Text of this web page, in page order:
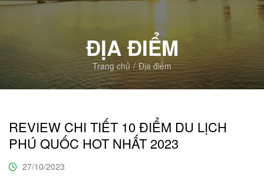
Tourist
ĐỊA ĐIỂM
Trang chủ Địa điểm
REVIEW CHI TIẾT 10 ĐIỂM DU LỊCH
PHÚ QUỐC HOT NHẤT 2023
27/10/2023